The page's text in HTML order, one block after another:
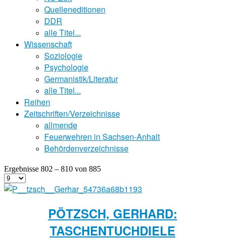
Quelleneditionen
DDR
alle Titel...
Wissenschaft
Soziologie
Psychologie
Germanistik/Literatur
alle Titel...
Reihen
Zeitschriften/Verzeichnisse
allmende
Feuerwehren in Sachsen-Anhalt
Behördenverzeichnisse
Ergebnisse 802 – 810 von 885
PÖTZSCH, GERHARD:
TASCHENTUCHDIELE